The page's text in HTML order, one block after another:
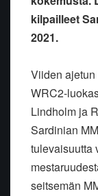
kilpailleet
2021.
Viiden
WRC2-
Lindholm ja
Sardinian
tulevaisuutta
seitsemän